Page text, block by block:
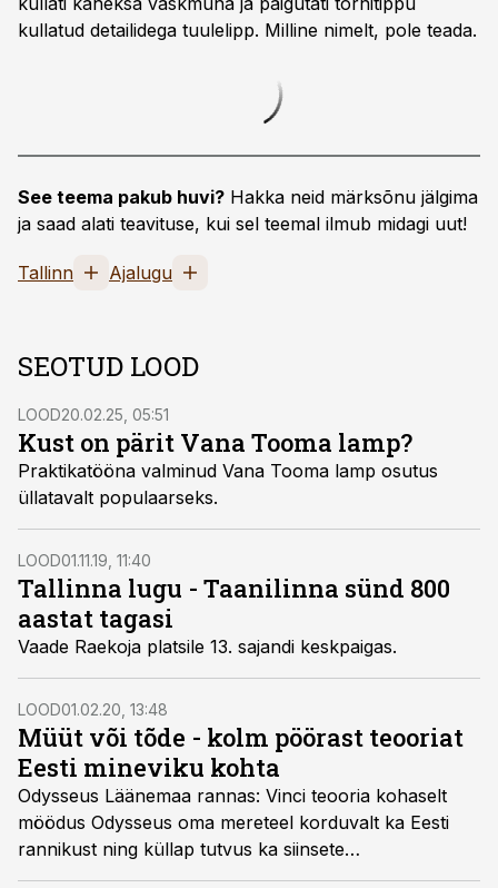
kullatud detailidega tuulelipp. Milline nimelt, pole teada.
See teema pakub huvi? Hakka neid märksõnu jälgima
ja saad alati teavituse, kui sel teemal ilmub midagi uut!
Tallinn Ajalugu
SEOTUD LOOD
LOOD20.02.25, 05:51
Kust on pärit Vana Tooma lamp?
Praktikatööna valminud Vana Tooma lamp osutus
üllatavalt populaarseks.
LOOD01.11.19, 11:40
Tallinna lugu - Taanilinna sünd 800
aastat tagasi
Vaade Raekoja platsile 13. sajandi keskpaigas.
LOOD01.02.20, 13:48
Müüt või tõde - kolm pöörast teooriat
Eesti mineviku kohta
Odysseus Läänemaa rannas: Vinci teooria kohaselt
möödus Odysseus oma mereteel korduvalt ka Eesti
rannikust ning küllap tutvus ka siinsete
vaatamisväärsustega.